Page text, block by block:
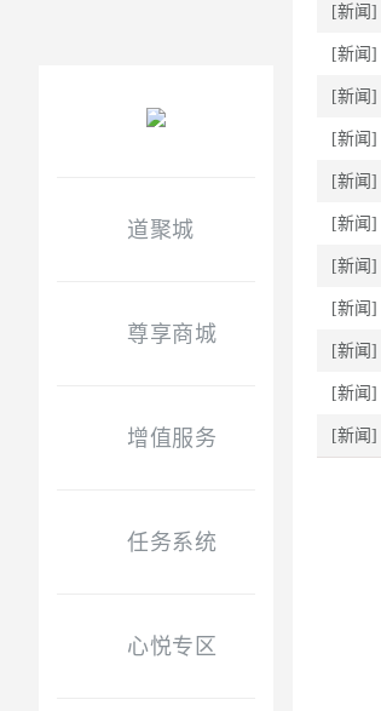
道聚城
尊享商城
增值服务
任务系统
心悦专区
[新闻]
[新闻]
[新闻]
[新闻]
[新闻]
[新闻]
[新闻]
[新闻]
[新闻]
[新闻]
[新闻]